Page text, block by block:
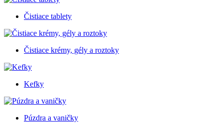
Čistiace tablety
Čistiace krémy, gély a roztoky
Kefky
Púzdra a vaničky